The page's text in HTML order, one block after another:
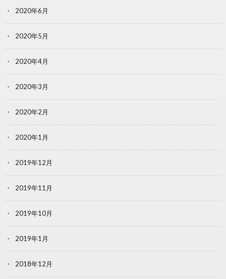
2020年6月
2020年5月
2020年4月
2020年3月
2020年2月
2020年1月
2019年12月
2019年11月
2019年10月
2019年1月
2018年12月